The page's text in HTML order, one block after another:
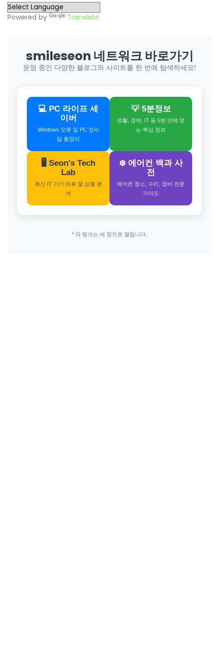
Powered by Translate
smileseon 네트워크 바로가기
운영 중인 다양한 블로그와 사이트를 한 번에 탐색하세요!
💻 PC 라이프 세
이버
Windows 오류 및 PC 정비
팁 총정리
💡 5분정보
생활, 경제, IT 등 5분 만에 얻
는 핵심 정보
🖥️ Seon's Tech
Lab
최신 IT 기기 리뷰 및 심층 분
석
❄️ 에어컨 백과 사
전
에어컨 청소, 수리, 정비 전문
가이드
* 각 링크는 새 창으로 열립니다.